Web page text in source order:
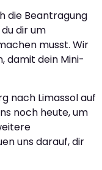
die Beantragung
dir um
musst. Wir
damit dein Mini-
nach Limassol auf
noch heute, um
uns darauf, dir